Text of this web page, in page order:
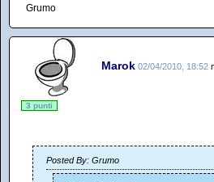
Grumo
Marok 02/04/2010, 18:52
3 punti
Posted By: Grumo